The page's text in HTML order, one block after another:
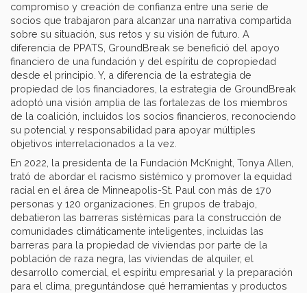
compromiso y creación de confianza entre una serie de
socios que trabajaron para alcanzar una narrativa compartida
sobre su situación, sus retos y su visión de futuro. A
diferencia de PPATS, GroundBreak se benefició del apoyo
financiero de una fundación y del espíritu de copropiedad
desde el principio. Y, a diferencia de la estrategia de
propiedad de los financiadores, la estrategia de GroundBreak
adoptó una visión amplia de las fortalezas de los miembros
de la coalición, incluidos los socios financieros, reconociendo
su potencial y responsabilidad para apoyar múltiples
objetivos interrelacionados a la vez.
En 2022, la presidenta de la Fundación McKnight, Tonya Allen,
trató de abordar el racismo sistémico y promover la equidad
racial en el área de Minneapolis-St. Paul con más de 170
personas y 120 organizaciones. En grupos de trabajo,
debatieron las barreras sistémicas para la construcción de
comunidades climáticamente inteligentes, incluidas las
barreras para la propiedad de viviendas por parte de la
población de raza negra, las viviendas de alquiler, el
desarrollo comercial, el espíritu empresarial y la preparación
para el clima, preguntándose qué herramientas y productos